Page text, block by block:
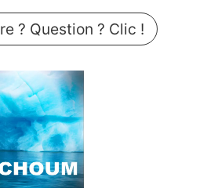
? Question ? Clic !